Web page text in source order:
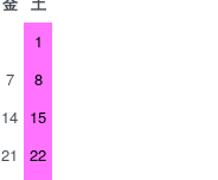
1
7
8
14 15
21
22